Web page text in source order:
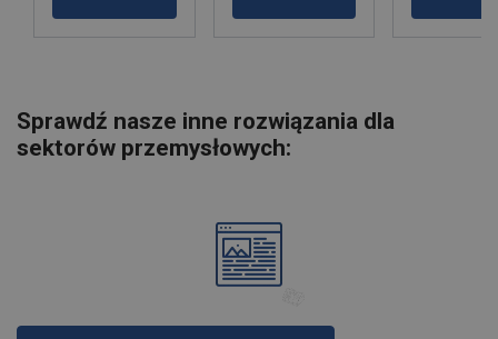
Sprawdź nasze inne rozwiązania dla
sektorów przemysłowych: